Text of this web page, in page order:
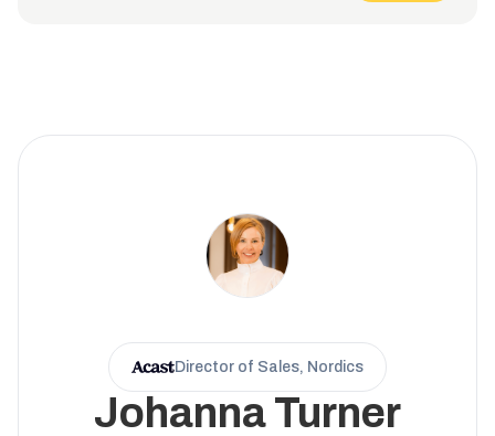
Director of Sales, Nordics
Johanna Turner